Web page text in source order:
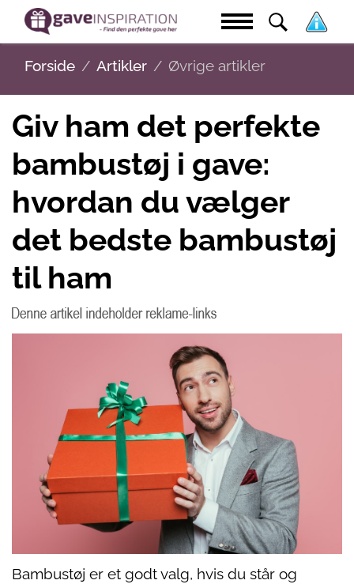
Forside Artikler Øvrige artikler
Giv ham det perfekte
bambustøj i gave:
hvordan du vælger
det bedste bambustøj
til ham
Bambustøj er et godt valg, hvis du står og